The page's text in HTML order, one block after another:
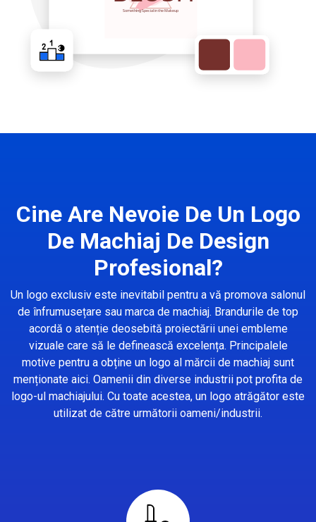
Cine Are Nevoie De Un Logo
De Machiaj De Design
Profesional?
Un logo exclusiv este inevitabil pentru a vă promova salonul
de înfrumusețare sau marca de machiaj. Brandurile de top
acordă o atenție deosebită proiectării unei embleme
vizuale care să le definească excelența. Principalele
motive pentru a obține un logo al mărcii de machiaj sunt
menționate aici. Oamenii din diverse industrii pot profita de
logo-ul machiajului. Cu toate acestea, un logo atrăgător este
utilizat de către următorii oameni/industrii.